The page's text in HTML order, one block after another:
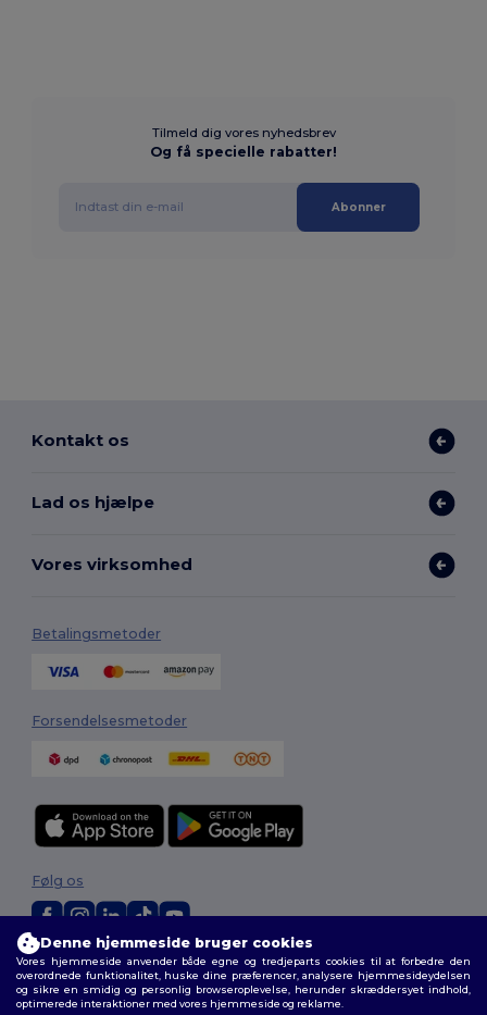
Tilmeld dig vores nyhedsbrev
Og få specielle rabatter!
Abonner
Kontakt os
Lad os hjælpe
Vores virksomhed
Betalingsmetoder
Forsendelsesmetoder
2026. Alle rettigheder forbeholdes
Vilkår og Betingelser|Tilpasset politik|Fortrolighedspolitik|Politik for
cookies|Sitemap
Følg os
Denne hjemmeside bruger cookies
Vores hjemmeside anvender både egne og tredjeparts cookies til at forbedre den
overordnede funktionalitet, huske dine præferencer, analysere hjemmesideydelsen
og sikre en smidig og personlig browseroplevelse, herunder skræddersyet indhold,
optimerede interaktioner med vores hjemmeside og reklame.